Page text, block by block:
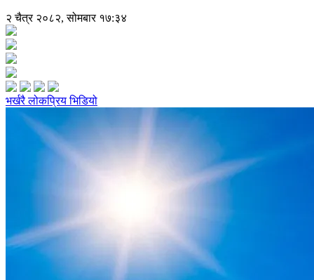
२ चैत्र २०८२, सोमबार १७:३४
भर्खरैलोकप्रियभिडियो